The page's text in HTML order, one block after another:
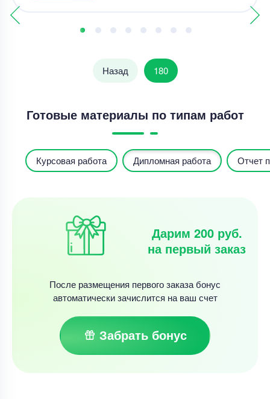
Назад 180
Готовые материалы по типам работ
Курсовая работа Дипломная работа Отчет
Дарим 200 руб.
на первый заказ
После размещения первого заказа бонус
автоматически зачислится на ваш счет
Забрать бонус